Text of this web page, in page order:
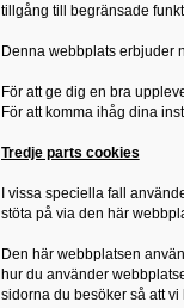
tillgång till begränsade
Denna webbplats erbjuder
För att ge dig en bra
För att komma ihåg dina
Tredje parts cookies
I vissa speciella fall
stöta på via den här
Den här webbplatsen
hur du använder
sidorna du besöker så att